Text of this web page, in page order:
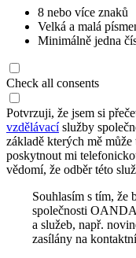
8 nebo více znaků
Velká a malá
Minimálně jedna
Check all consents
Potvrzuji, že jsem si
vzdělávacíslužby
základě kterých mě
poskytnout mi
vědomí, že odběr této
Souhlasím s tím, že
společnosti
a služeb, např.
zasílány na